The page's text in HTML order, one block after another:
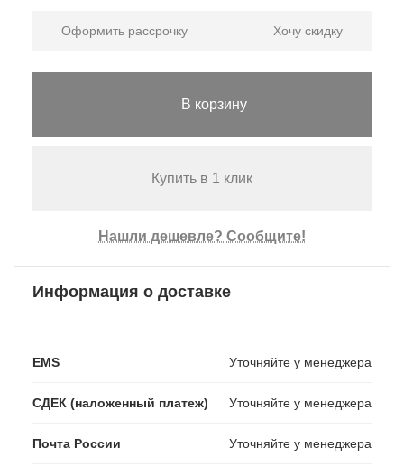
Оформить рассрочку Хочу скидку
В корзину
Купить в 1 клик
Нашли дешевле? Сообщите!
Информация о доставке
EMS Уточняйте у менеджера
СДЕК (наложенный платеж) Уточняйте у менеджера
Почта России Уточняйте у менеджера